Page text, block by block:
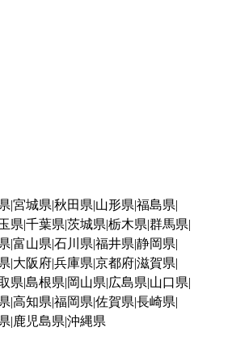
宮城県 秋田県 山形県 福島県
県 千葉県 茨城県 栃木県 群馬県
富山県 石川県 福井県 静岡県
大阪府兵庫県 京都府滋賀県
県 島根県 岡山県 広島県 山口県
高知県 福岡県 佐賀県 長崎県
鹿児島県 沖縄県